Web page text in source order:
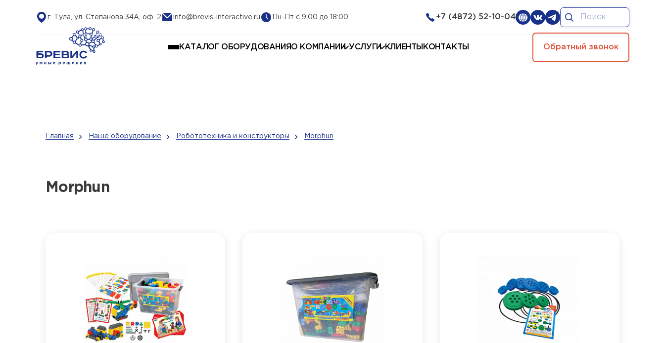
г. Тула, ул. Степанова 34А, оф. 2 info@brevis-interactive.ru Пн-Пт с 9:00 до 18:00 +7 (4872) 52-10-04
КАТАЛОГ ОБОРУДОВАНИЯ О КОМПАНИИ УСЛУГИ КЛИЕНТЫ КОНТАКТЫ Обратный звонок
Главная Наше оборудование Робототехника и конструкторы Morphun
Morphun